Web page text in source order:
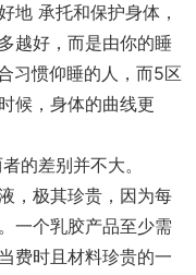
地 承托和保护身体，
越好，而是由你的睡
习惯仰睡的人，而5区
候，身体的曲线更
的差别并不大。
，极其珍贵，因为每
一个乳胶产品至少需
费时且材料珍贵的一